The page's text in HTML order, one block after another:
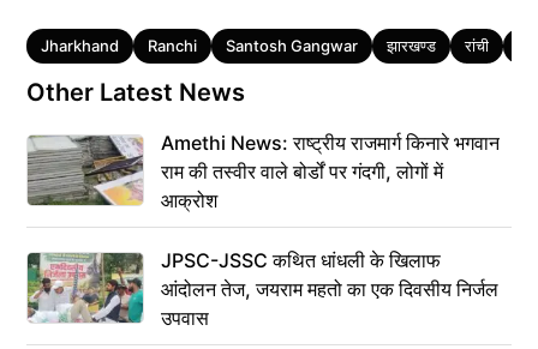
Tags
Jharkhand Ranchi Santosh Gangwar झारखण्ड रांची
Other Latest News
Amethi News: राष्ट्रीय राजमार्ग किनारे भगवान
राम की तस्वीर वाले बोर्डों पर गंदगी, लोगों में
आक्रोश
JPSC-JSSC कथित धांधली के खिलाफ
आंदोलन तेज, जयराम महतो का एक दिवसीय निर्जल
उपवास